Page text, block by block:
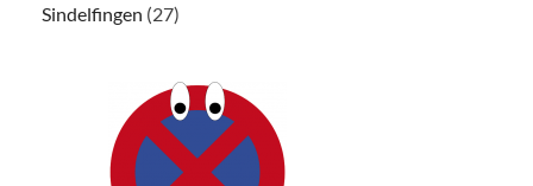
Sindelfingen (27)